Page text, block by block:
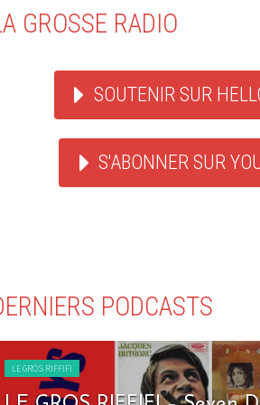
GROSSE RADIO
SOUTENIR SUR
S'ABONNER SUR
PODCASTS
LE GROS RIFFIFI